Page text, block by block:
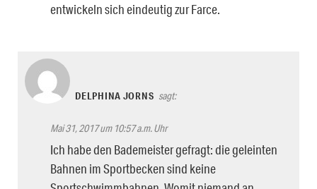
entwickeln sich eindeutig zur Farce.
DELPHINA JORNS sagt:
Mai 31, 2017 um 10:57 a.m. Uhr
Ich habe den Bademeister gefragt: die geleinten
Bahnen im Sportbecken sind keine